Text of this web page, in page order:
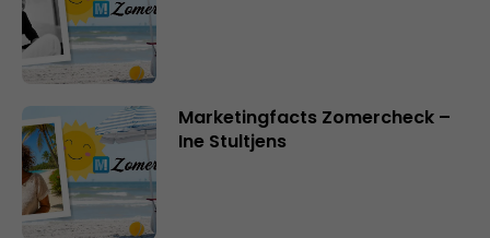
Marketingfacts Zomercheck –
Ine Stultjens